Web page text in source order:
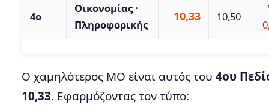
4ο
Οικονομίας ·
Πληροφορικής
10,33 10,50
Ο χαμηλότερος ΜΟ είναι αυτός του 4ου
10,33. Εφαρμόζοντας τον τύπο: